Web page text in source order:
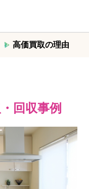
高価買取の理由
回収事例